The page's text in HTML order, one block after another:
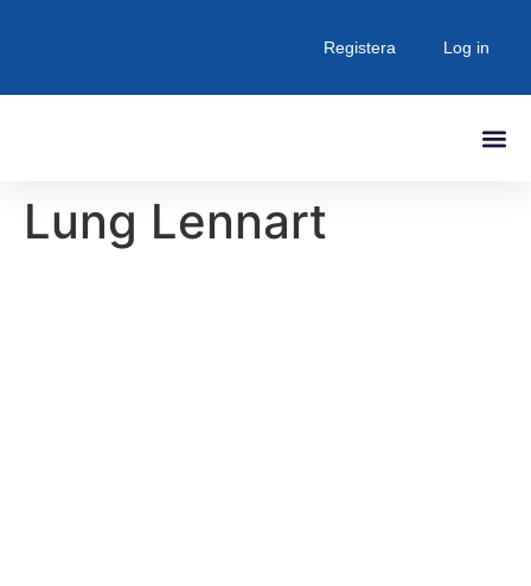
Registera Log in
Lung Lennart